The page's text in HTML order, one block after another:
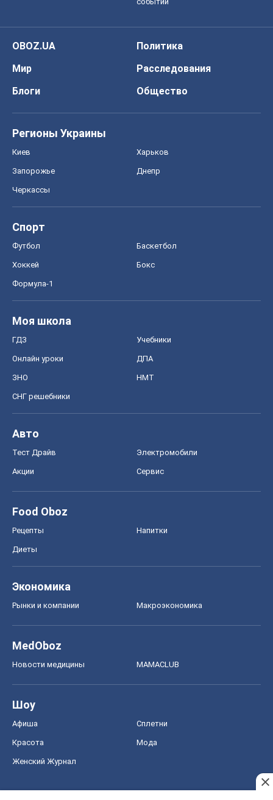
OBOZ.UA
Политика
Мир
Расследования
Блоги
Общество
Регионы Украины
Киев Харьков
Запорожье Днепр
Черкассы
Спорт
Футбол Баскетбол
Хоккей Бокс
Формула-1
Моя школа
ГДЗ Учебники
Онлайн уроки ДПА
ЗНО НМТ
СНГ решебники
Авто
Тест Драйв Электромобили
Акции Сервис
Food Oboz
Рецепты Напитки
Диеты
Экономика
Рынки и компании Mакроэкономика
MedOboz
Новости медицины MAMACLUB
Шоу
Афиша Сплетни
Красота Мода
Женский Журнал